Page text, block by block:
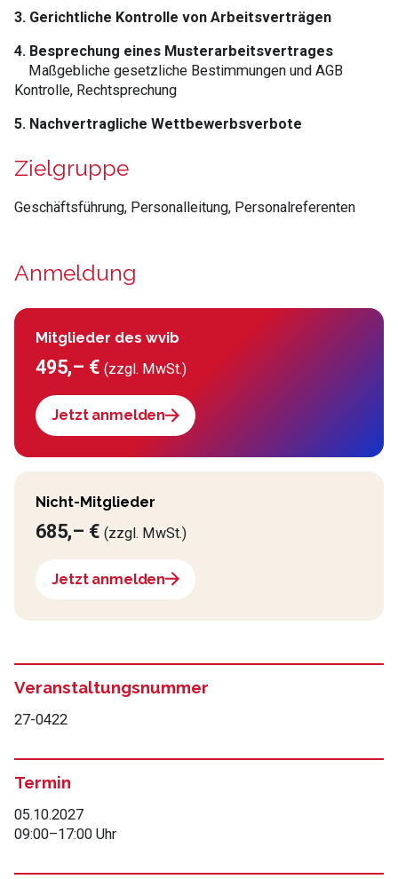
3. Gerichtliche Kontrolle von Arbeitsverträgen
4. Besprechung eines Musterarbeitsvertrages
Maßgebliche gesetzliche Bestimmungen und AGB
Kontrolle, Rechtsprechung
5. Nachvertragliche Wettbewerbsverbote
Zielgruppe
Geschäftsführung, Personalleitung, Personalreferenten
Anmeldung
Mitglieder des wvib
495,– €(zzgl. MwSt.)
Jetzt anmelden
Nicht-Mitglieder
685,– €(zzgl. MwSt.)
Jetzt anmelden
Veranstaltungsnummer
27-0422
Termin
05.10.2027
09:00–17:00 Uhr